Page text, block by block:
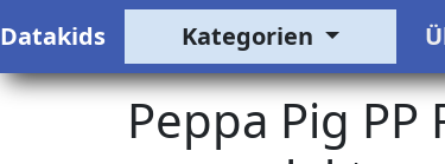
Datakids Kategorien
Peppa Pig